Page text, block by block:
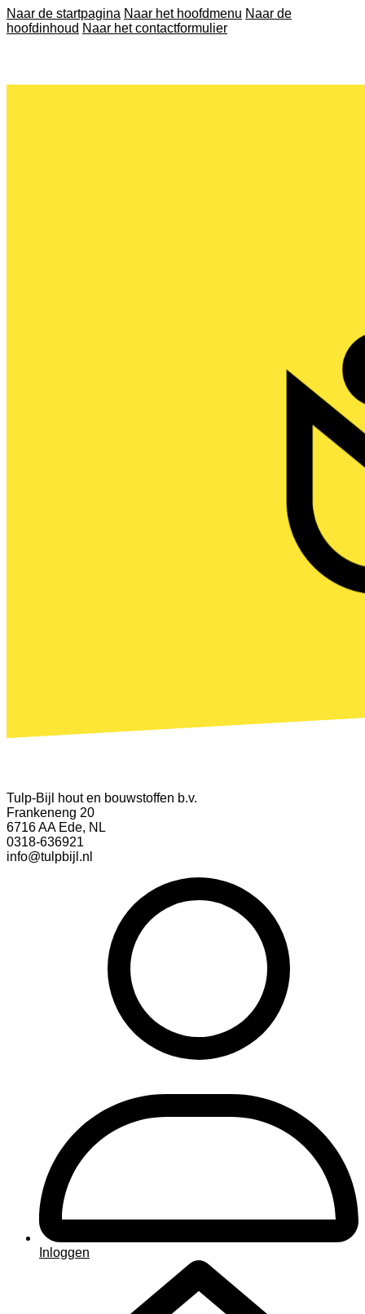
Naar de startpagina Naar het hoofdmenu Naar de
hoofdinhoud Naar het contactformulier
Tulp-Bijl hout en bouwstoffen b.v.
Frankeneng 20
6716 AA Ede, NL
0318-636921
info@tulpbijl.nl
Inloggen